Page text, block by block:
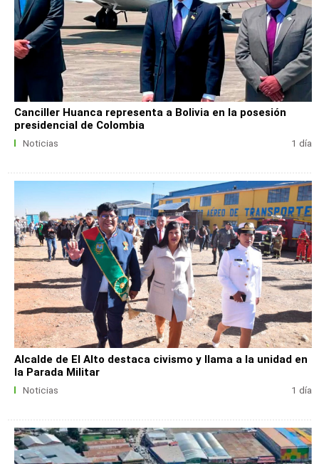
Canciller Huanca representa a Bolivia en la posesión
presidencial de Colombia
Noticias 1 día
Alcalde de El Alto destaca civismo y llama a la unidad en
la Parada Militar
Noticias 1 día